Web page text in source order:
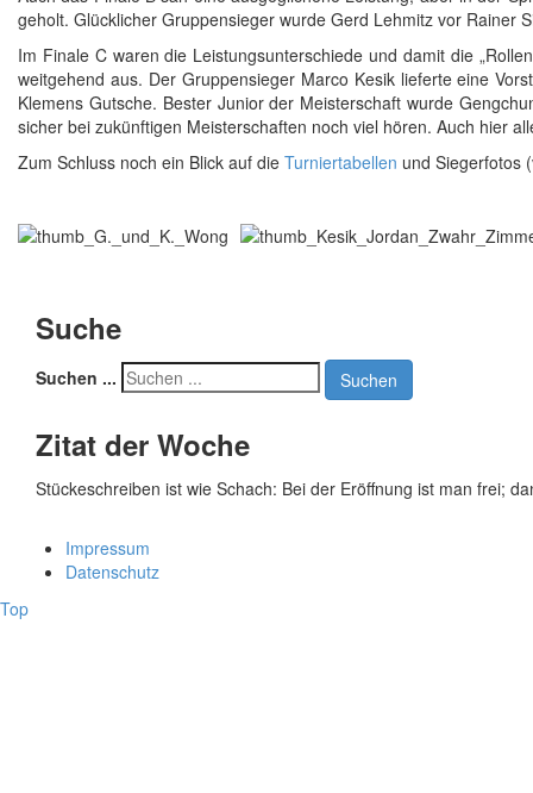
geholt. Glücklicher Gruppensieger wurde Gerd Lehmitz vor Rainer
Im Finale C waren die Leistungsunterschiede und damit die
weitgehend aus. Der Gruppensieger Marco Kesik lieferte eine
Klemens Gutsche. Bester Junior der Meisterschaft wurde
sicher bei zukünftigen Meisterschaften noch viel hören. Auch hier
Zum Schluss noch ein Blick auf die Turniertabellen und Siegerfotos
Suche
Suchen ... Suchen
Zitat der Woche
Stückeschreiben ist wie Schach: Bei der Eröffnung ist man frei;
Impressum
Datenschutz
Top